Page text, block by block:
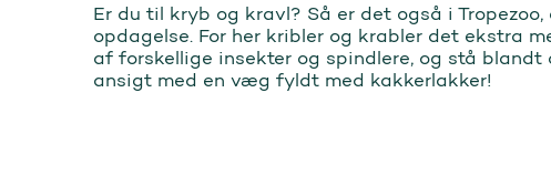
Er du til kryb og kravl? Så er det også i
opdagelse. For her kribler og krabler det ekstra
af forskellige insekter og spindlere, og stå
ansigt med en væg fyldt med kakkerlakker!